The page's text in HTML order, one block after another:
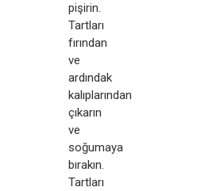
pişirin.
Tartları
fırından
ve
ardındak
kalıplarından
çıkarın
ve
soğumaya
bırakın.
Tartları